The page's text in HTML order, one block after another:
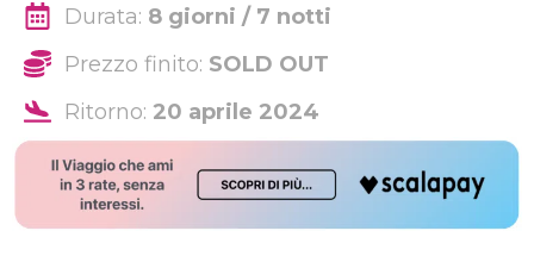
Durata: 8 giorni / 7 notti
Prezzo finito: SOLD OUT
Ritorno: 20 aprile 2024